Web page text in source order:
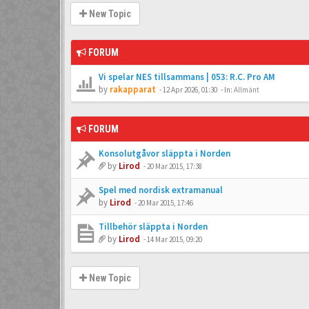
New Topic
FORUM
Vi spelar NES tillsammans | 053: R.C. Pro AM
by rakapparat -12 Apr 2026, 01:30 - In: Allmänt
FORUM
Konsolutgåvor släppta i Norden
by Lirod -20 Mar 2015, 17:38
Spel med nordisk extramanual
by Lirod -20 Mar 2015, 17:46
Tillbehör släppta i Norden
by Lirod -14 Mar 2015, 09:20
New Topic